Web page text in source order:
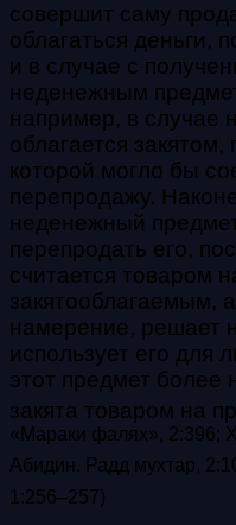
совершит саму
облагаться деньги,
и в случае с
неденежным
например, в случае
облагается закятом,
которой могло бы
перепродажу.
неденежный
перепродать его,
считается товаром
закятооблагаемым,
намерение, решает
использует его для
этот предмет более
закята товаром на
«Мараки фалях», 2:396;
Абидин. Радд мухтар,
1:256–257)